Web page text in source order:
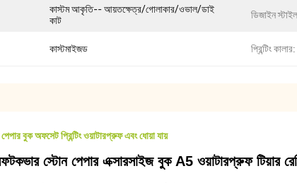
কাস্টম আকৃতি-- আয়তক্ষেত্র/গোলাকার/ওভাল/ডাই
কাট
ডিজাইন
কাস্টমাইজড প্রিন্টিং কালার:
বুক অফসেট প্রিন্টিং ওয়াটারপ্রুফ এবং ধোয়া যায়
স্টোন পেপার এক্সারসাইজ বুক A5 ওয়াটারপ্রুফ টিয়ার